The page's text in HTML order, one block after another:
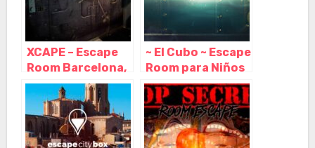
XCAPE – Escape
Room Barcelona,
Barcelona –
Cataluña
~ El Cubo ~ Escape
Room para Niños
o Adultos en
Barcelona,
Barcelona –
Cataluña